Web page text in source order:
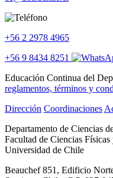
+56 2 2978 4965
+56 9 8434 8251
Educación Continua del
reglamentos, términos y
Dirección Coordinaciones
Departamento de Ciencias
Facultad de Ciencias
Universidad de Chile
Beauchef 851, Edificio